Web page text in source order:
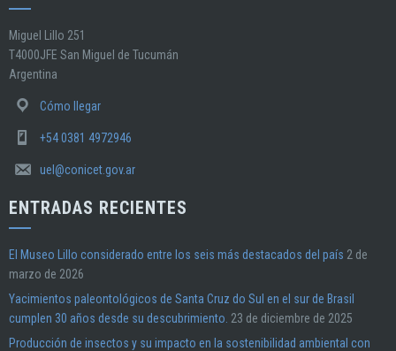
Miguel Lillo 251
T4000JFE San Miguel de Tucumán
Argentina
Cómo llegar
+54 0381 4972946
uel@conicet.gov.ar
ENTRADAS RECIENTES
El Museo Lillo considerado entre los seis más destacados del país 2 de
marzo de 2026
Yacimientos paleontológicos de Santa Cruz do Sul en el sur de Brasil
cumplen 30 años desde su descubrimiento. 23 de diciembre de 2025
Producción de insectos y su impacto en la sostenibilidad ambiental con